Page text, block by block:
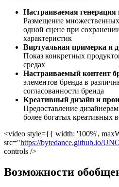
Настраиваемая
Размещение
одной сцене при
характеристик
Виртуальная примерка и
Показ конкретных
средах
Настраиваемый контент
элементов бренда в
согласованности бренда
Креативный дизайн и
Предоставление
более богатых креативных
<video style={{ width: '100%',
src="https://bytedance.github.io/
controls />
Возможности